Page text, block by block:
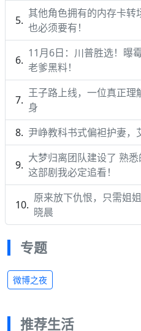
其他角色拥有的内存卡转
也必须要有！
11月6日：川普胜选！曝
老爹黑料！
王子路上线，一位真正理
身
尹峥教科书式偏袒护妻，
大梦归离团队建设了 熟悉
这部剧我必定追看！
原来放下仇恨，只需姐
晓晨
专题
微博之夜
推荐生活